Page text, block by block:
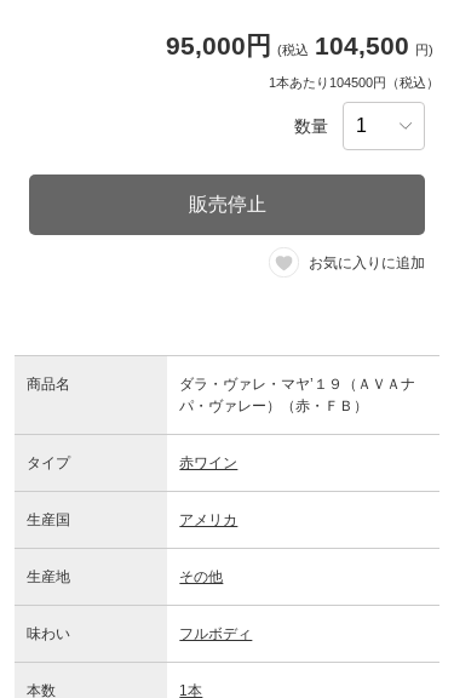
95,000円 (税込 104,500 円)
1本あたり104500円（税込）
数量
販売停止
お気に入りに追加
商品名
ダラ・ヴァレ・マヤ’１９（ＡＶＡナ
パ・ヴァレー）（赤・ＦＢ）
タイプ 赤ワイン
生産国 アメリカ
生産地 その他
味わい フルボディ
本数 1本